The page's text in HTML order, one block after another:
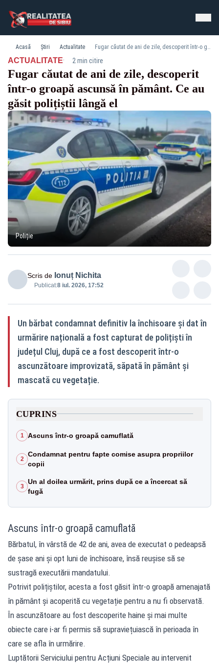
Acasă Știri Actualitate Fugar căutat de ani de zile, descoperit într-o groapă ascunsă în pământ. Ce au găsit polițiștii lângă el
ACTUALITATE· 2 min citire
Fugar căutat de ani de zile, descoperit
într-o groapă ascunsă în pământ. Ce au
găsit polițiștii lângă el
Poliție
Scris de Ionuț Nichita
Publicat:8 iul. 2026, 17:52
Un bărbat condamnat definitiv la închisoare și dat în
urmărire națională a fost capturat de polițiști în
județul Cluj, după ce a fost descoperit într-o
ascunzătoare improvizată, săpată în pământ și
mascată cu vegetație.
CUPRINS
1 Ascuns într-o groapă camuflată
2
Condamnat pentru fapte comise asupra propriilor
copii
3
Un al doilea urmărit, prins după ce a încercat să
fugă
Ascuns într-o groapă camuflată
Bărbatul, în vârstă de 42 de ani, avea de executat o pedeapsă
de șase ani și opt luni de închisoare, însă reușise să se
sustragă executării mandatului.
Potrivit polițiștilor, acesta a fost găsit într-o groapă amenajată
în pământ și acoperită cu vegetație pentru a nu fi observată.
În ascunzătoare au fost descoperite haine și mai multe
obiecte care i-ar fi permis să supraviețuiască în perioada în
care se afla în urmărire.
Luptătorii Serviciului pentru Acțiuni Speciale au intervenit